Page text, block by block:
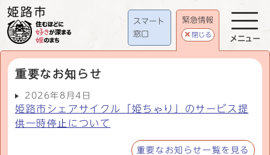
スマート
窓口
緊急情報
閉じる
重要なお知らせ
2026年8月4日
姫路市シェアサイクル「姫ちゃり」のサービス提
供一時停止について
重要なお知らせ一覧を見る
メニュー